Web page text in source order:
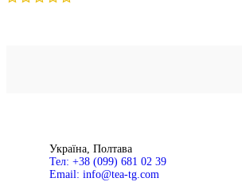
Україна, Полтава
Тел: +38 (099) 681 02 39
Email: info@tea-tg.com